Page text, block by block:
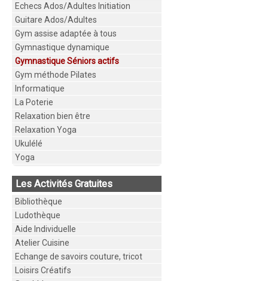
Echecs Ados/Adultes Initiation
Guitare Ados/Adultes
Gym assise adaptée à tous
Gymnastique dynamique
Gymnastique Séniors actifs
Gym méthode Pilates
Informatique
La Poterie
Relaxation bien être
Relaxation Yoga
Ukulélé
Yoga
Les Activités Gratuites
Bibliothèque
Ludothèque
Aide Individuelle
Atelier Cuisine
Echange de savoirs couture, tricot
Loisirs Créatifs